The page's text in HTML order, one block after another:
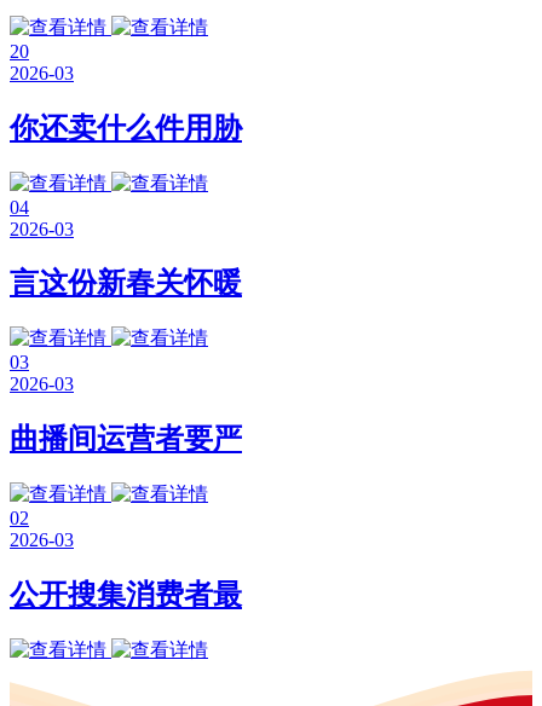
20
2026-03
你还卖什么件用胁
04
2026-03
言这份新春关怀暖
03
2026-03
曲播间运营者要严
02
2026-03
公开搜集消费者最